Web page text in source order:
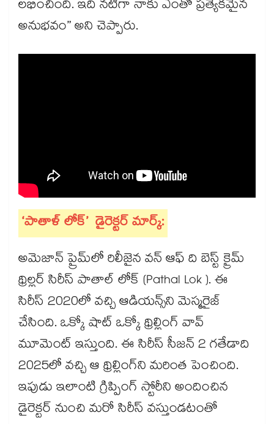
లభించింది. ఇది నటిగా నాకు ఎంతో ప్రత్యేకమైన
అనుభవం” అని చెప్పారు.
‘పాతాళ్ లోక్’ డైరెక్టర్ మార్క్:
అమెజాన్ ప్రైమ్⁬లో రిలీజైన వన్ ఆఫ్ ది బెస్ట్ క్రైమ్
థ్రిల్లర్ సిరీస్ పాతాల్ లోక్ (Pathal Lok ). ఈ
సిరీస్ 2020లో వచ్చి ఆడియన్స్⁬ని మెస్మరైజ్
చేసింది. ఒక్కో షాట్ ఒక్కో థ్రిల్లింగ్ వావ్
మూమెంట్ ఇస్తుంది. ఈ సిరీస్ సీజన్ 2 గతేడాది
2025లో వచ్చి ఆ థ్రిల్లింగ్⁭ని మరింత పెంచింది.
ఇపుడు ఇలాంటి గ్రిప్పింగ్ స్టోరీని అందించిన
డైరెక్టర్ నుంచి మరో సిరీస్ వస్తుండటంతో